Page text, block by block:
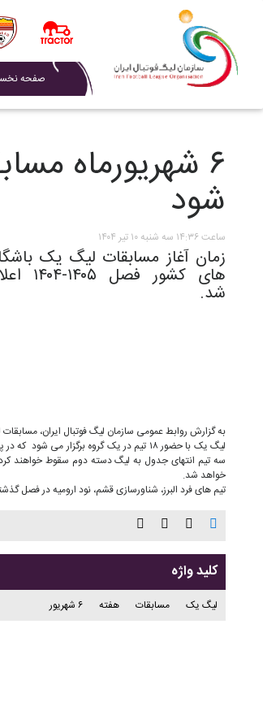
صفحه
۶ شهریورماه
شود
ساعت ۱۴:۳۶ سه شنبه ۱۰ تیر ۱۴۰۴
زمان آغاز مسابقات لیگ یک
های کشور فصل
شد.
به گزارش روابط عمومی سازمان لیگ فوتبال ایران، مسابقات لیگ یک فصل
لیگ یک با حضور ۱۸ تیم در یک گروه
خواهد شد.
تیم های فرد البرز، شناورسازی قشم، نود ارومیه در فصل
کلید واژه
لیگ یک مسابقات هفته ۶ شهریور